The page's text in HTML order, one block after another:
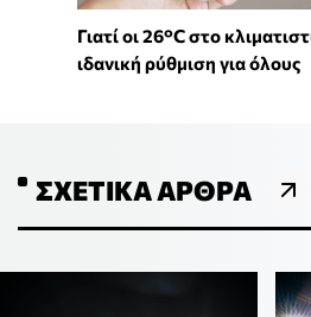
Γιατί οι 26°C στο
ιδανική ρύθμιση για όλους
ΣΧΕΤΙΚΆ ΆΡΘΡΑ